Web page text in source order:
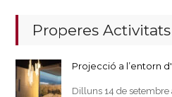
Properes Activitats
Projecció a l’entorn
Dilluns 14 de setembre